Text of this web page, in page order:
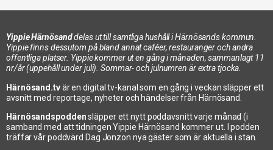
Blomsterglädje
Yippie Härnösanddelas ut till samtliga hushåll i Härnösands kommun.
Yippie finns dessutom på bland annat caféer, restauranger och andra
offentliga platser. Yippie kommer ut en gång i månaden, sammanlagt 11
nr/år (uppehåll under juli). Sommar- och julnumren är extra tjocka.
Härnösand.tvär en digital tv-kanal som en gång i veckan släpper ett
avsnitt med reportage, nyheter och händelser från Härnösand.
Härnösandspoddensläpper ett nytt poddavsnitt varje månad (i
samband med att tidningen Yippie Härnösand kommer ut. I podden
träffar vår poddvärd Dag Jonzon nya gäster som är aktuella i stan.